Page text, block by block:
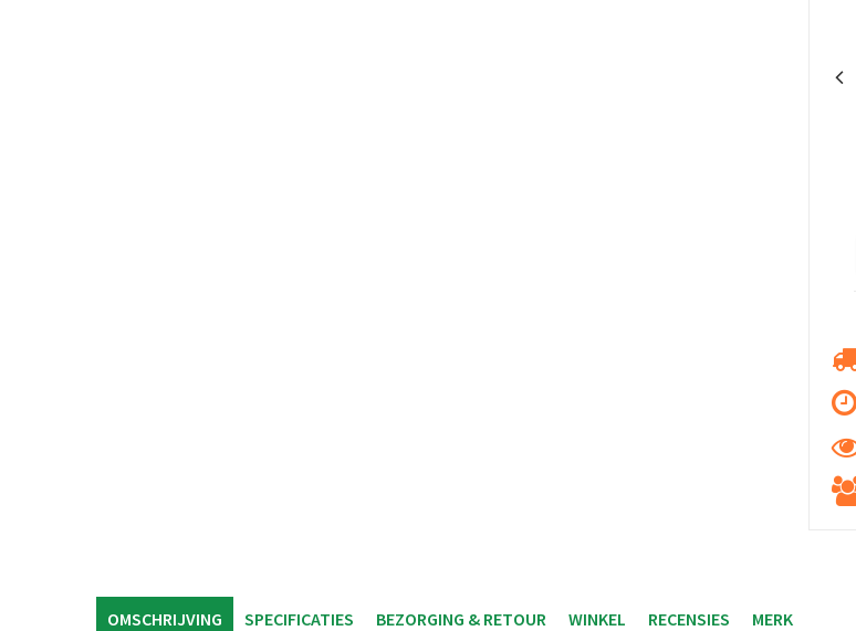
OMSCHRIJVING SPECIFICATIES BEZORGING & RETOUR WINKEL RECENSIES MERK